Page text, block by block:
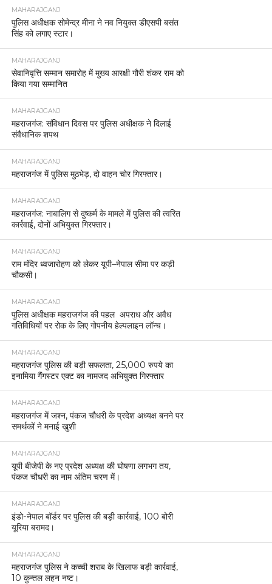
MAHARAJGANJ
पुलिस अधीक्षक सोमेन्द्र मीना ने नव नियुक्त डीएसपी बसंत
सिंह को लगाए स्टार।
MAHARAJGANJ
सेवानिवृत्ति सम्मान समारोह में मुख्य आरक्षी गौरी शंकर राम को
किया गया सम्मानित
MAHARAJGANJ
महराजगंज: संविधान दिवस पर पुलिस अधीक्षक ने दिलाई
संवैधानिक शपथ
MAHARAJGANJ
महराजगंज में पुलिस मुठभेड़, दो वाहन चोर गिरफ्तार।
MAHARAJGANJ
महराजगंज: नाबालिग से दुष्कर्म के मामले में पुलिस की त्वरित
कार्रवाई, दोनों अभियुक्त गिरफ्तार।
MAHARAJGANJ
राम मंदिर ध्वजारोहण को लेकर यूपी–नेपाल सीमा पर कड़ी
चौकसी।
MAHARAJGANJ
पुलिस अधीक्षक महराजगंज की पहल अपराध और अवैध
गतिविधियों पर रोक के लिए गोपनीय हेल्पलाइन लॉन्च।
MAHARAJGANJ
महराजगंज पुलिस की बड़ी सफलता, 25,000 रुपये का
इनामिया गैंगस्टर एक्ट का नामजद अभियुक्त गिरफ्तार
MAHARAJGANJ
महराजगंज में जश्न, पंकज चौधरी के प्रदेश अध्यक्ष बनने पर
समर्थकों ने मनाई खुशी
MAHARAJGANJ
यूपी बीजेपी के नए प्रदेश अध्यक्ष की घोषणा लगभग तय,
पंकज चौधरी का नाम अंतिम चरण में।
MAHARAJGANJ
इंडो-नेपाल बॉर्डर पर पुलिस की बड़ी कार्रवाई, 100 बोरी
यूरिया बरामद।
MAHARAJGANJ
महराजगंज पुलिस ने कच्ची शराब के खिलाफ बड़ी कार्रवाई,
10 कुन्तल लहन नष्ट।